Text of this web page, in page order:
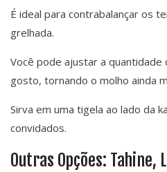
É ideal para contrabalançar os
grelhada.
Você pode ajustar a
gosto, tornando o molho ainda
Sirva em uma tigela ao lado da
convidados.
Outras Opções: Tahine,